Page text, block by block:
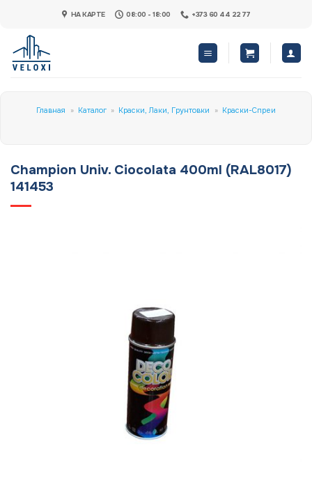
content
НА КАРТЕ 08:00 - 18:00 +373 60 44 22 77
Главная » Каталог » Краски, Лаки, Грунтовки » Краски-Спреи
Champion Univ. Ciocolata 400ml (RAL8017)
141453